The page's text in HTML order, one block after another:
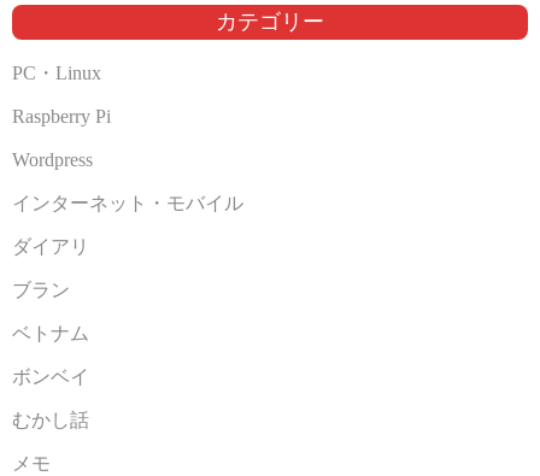
ブ
カテゴリー
PC・Linux
Raspberry Pi
Wordpress
インターネット・モバイル
ダイアリ
ブラン
ベトナム
ボンベイ
むかし話
メモ